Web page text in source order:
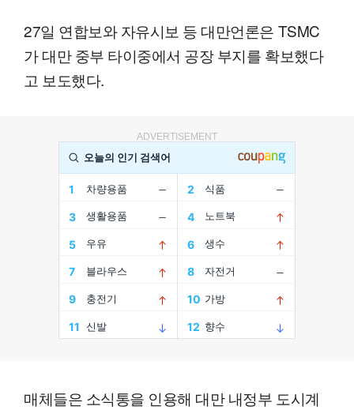
27일 연합보와 자유시보 등 대만언론은 TSMC
가 대만 중부 타이중에서 공장 부지를 확보했다
고 보도했다.
ADVERTISEMENT
매체들은 소식통을 인용해 대만 내정부 도시계